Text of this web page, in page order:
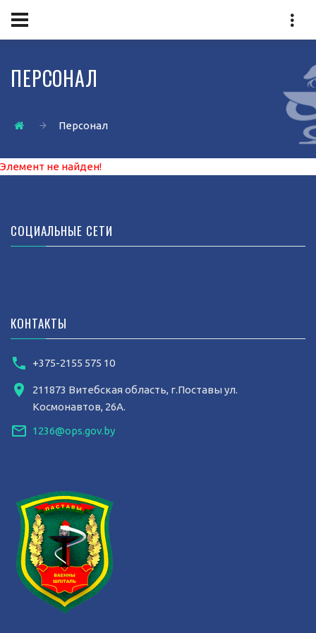
ПЕРСОНАЛ
Персонал
Элемент не найден!
СОЦИАЛЬНЫЕ СЕТИ
КОНТАКТЫ
+375-2155 575 10
211873 Витебская область, г.Поставы ул.
Космонавтов, 26А.
1236@ops.gov.by